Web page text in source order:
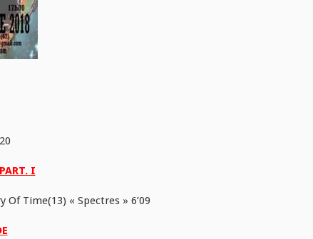
I
Of Time(13) « Spectres » 6’09